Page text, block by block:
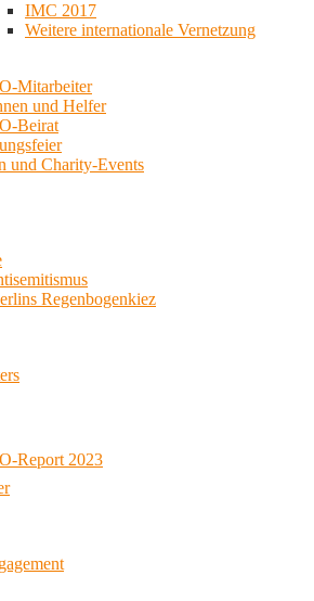
IMC 2017
Weitere internationale Vernetzung
Mitarbeiter
und Helfer
Beirat
und Charity-Events
Regenbogenkiez
Report 2023